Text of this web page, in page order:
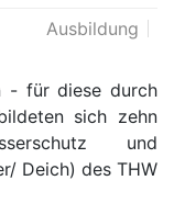
Ausbildung
- für diese durch
sich zehn
und
Deich) des THW